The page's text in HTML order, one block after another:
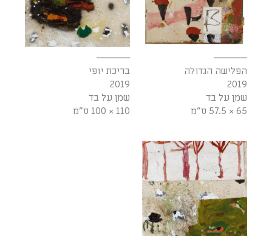
הפלישה הגדולה
2019
שמן על בד
65 × 57.5 ס"מ
בריכת יופי
2019
שמן על בד
110 × 100 ס"מ